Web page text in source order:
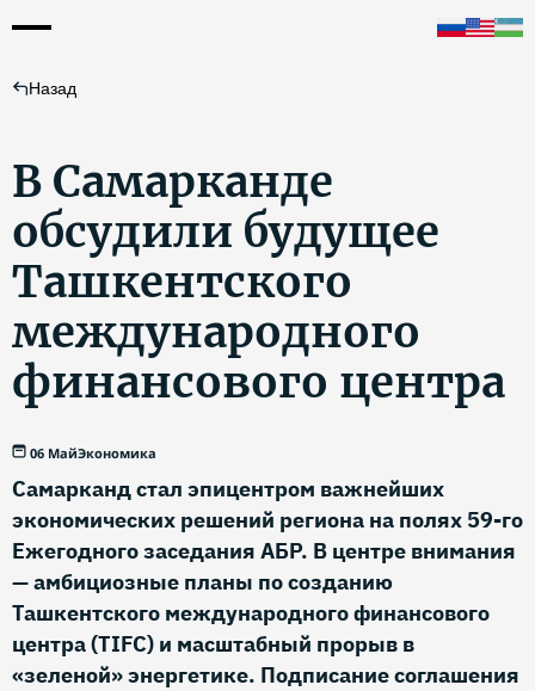
Назад
В Самарканде
обсудили будущее
Ташкентского
международного
финансового центра
06 МайЭкономика
Самарканд стал эпицентром важнейших
экономических решений региона на полях 59-го
Ежегодного заседания АБР. В центре внимания
— амбициозные планы по созданию
Ташкентского международного финансового
центра (TIFC) и масштабный прорыв в
«зеленой» энергетике. Подписание соглашения